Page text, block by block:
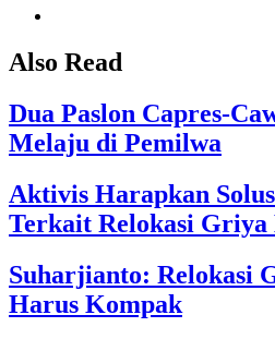
Also Read
Dua Paslon Capres-
Melaju di Pemilwa
Aktivis Harapkan
Terkait Relokasi Griya
Suharjianto: Relokasi
Harus Kompak